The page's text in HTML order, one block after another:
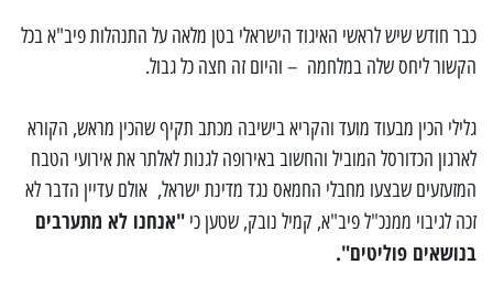
כבר חודש שיש לראשי האיגוד הישראלי בטן מלאה על התנהלות פיב"א בכל
הקשור ליחס שלה במלחמה – והיום זה חצה כל גבול.
גלילי הכין מבעוד מועד והקריא בישיבה מכתב תקיף שהכין מראש, הקורא
לארגון הכדורסל המוביל והחשוב באירופה לגנות לאלתר את אירועי הטבח
המזעזעים שבצעו מחבלי החמאס נגד מדינת ישראל, אולם עדיין הדבר לא
זכה לגיבוי ממנכ"ל פיב"א, קמיל נובק, שטען כי "אנחנו לא מתערבים
בנושאים פוליטים".